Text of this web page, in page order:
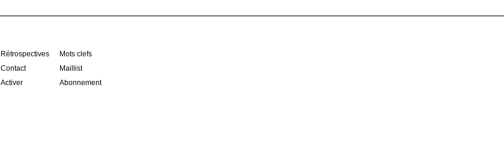
Rétrospectives
Mots clefs
Contact
Maillist
Activer Abonnement